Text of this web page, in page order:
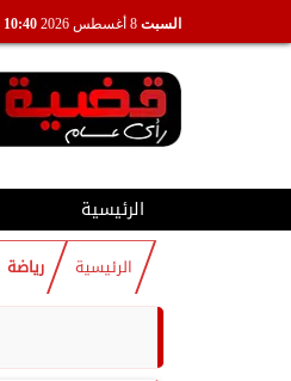
السبت 10:40 صـ
الرئيسية
الرئيسية رياضة